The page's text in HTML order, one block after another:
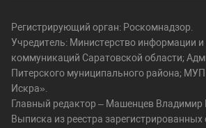
Регистрирующий орган: Роскомнадзор.
Учредитель: Министерство информации
коммуникаций Саратовской области;
Питерского муниципального района;
Искра».
Главный редактор – Машенцев
Выписка из реестра зарегистрированных